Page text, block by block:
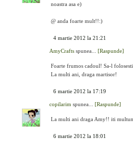
noastra asa e)
@ anda foarte mult!!:)
4 martie 2012 la 21:21
AmyCrafts spunea... [Raspunde]
Foarte frumos cadoul! Sa-l folosesti
La multi ani, draga martisor!
6 martie 2012 la 17:19
copilarim spunea... [Raspunde]
La multi ani draga Amy!! iti
6 martie 2012 la 18:01